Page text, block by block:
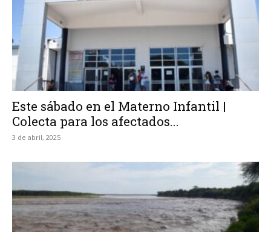
Este sábado en el Materno Infantil |
Colecta para los afectados...
3 de abril, 2025